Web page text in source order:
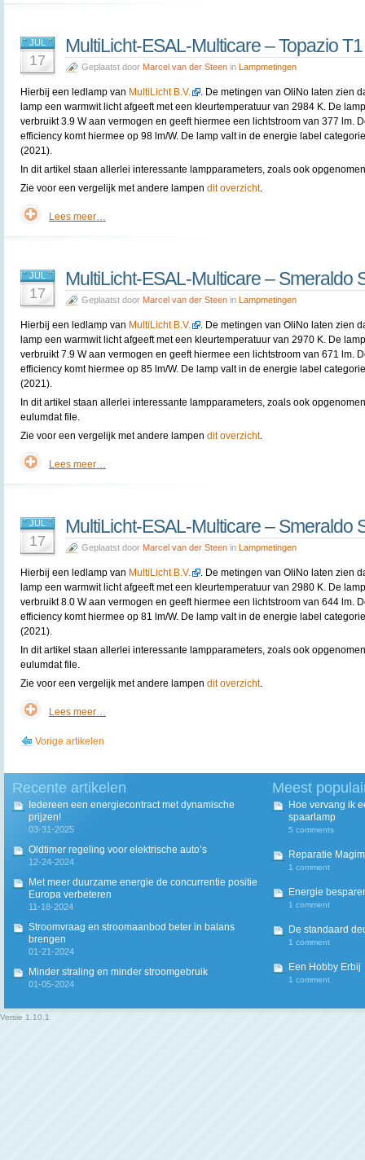
JUL
17
MultiLicht-ESAL-Multicare – Topazio
Geplaatst door Marcel van der Steen in Lampmetingen
Hierbij een ledlamp van MultiLicht B.V.
. De metingen van OliNo laten zien
lamp een warmwit licht afgeeft met een kleurtemperatuur van 2984 K. De lamp
verbruikt 3.9 W aan vermogen en geeft hiermee een lichtstroom van 377 lm.
efficiency komt hiermee op 98 lm/W. De lamp valt in de energie label
(2021).
In dit artikel staan allerlei interessante lampparameters, zoals ook
Zie voor een vergelijk met andere lampen dit overzicht.
Lees meer…
JUL
17
MultiLicht-ESAL-Multicare – Smeraldo
Geplaatst door Marcel van der Steen in Lampmetingen
Hierbij een ledlamp van MultiLicht B.V.
. De metingen van OliNo laten zien
lamp een warmwit licht afgeeft met een kleurtemperatuur van 2970 K. De lamp
verbruikt 7.9 W aan vermogen en geeft hiermee een lichtstroom van 671 lm.
efficiency komt hiermee op 85 lm/W. De lamp valt in de energie label
(2021).
In dit artikel staan allerlei interessante lampparameters, zoals ook
eulumdat file.
Zie voor een vergelijk met andere lampen dit overzicht.
Lees meer…
JUL
17
MultiLicht-ESAL-Multicare – Smeraldo
Geplaatst door Marcel van der Steen in Lampmetingen
Hierbij een ledlamp van MultiLicht B.V.
. De metingen van OliNo laten zien
lamp een warmwit licht afgeeft met een kleurtemperatuur van 2980 K. De lamp
verbruikt 8.0 W aan vermogen en geeft hiermee een lichtstroom van 644 lm.
efficiency komt hiermee op 81 lm/W. De lamp valt in de energie label
(2021).
In dit artikel staan allerlei interessante lampparameters, zoals ook
eulumdat file.
Zie voor een vergelijk met andere lampen dit overzicht.
Lees meer…
Vorige artikelen
Recente artikelen
Iedereen een energiecontract met dynamische
prijzen!
03-31-2025
Oldtimer regeling voor elektrische auto’s
12-24-2024
Met meer duurzame energie de concurrentie positie
Europa verbeteren
11-18-2024
Stroomvraag en stroomaanbod beter in balans
brengen
01-21-2024
Minder straling en minder stroomgebruik
01-05-2024
Meest
Hoe vervang ik
spaarlamp
5 comments
Reparatie
1 comment
Energie
1 comment
De standaard
1 comment
Een Hobby Erbij
1 comment
Versie 1.10.1